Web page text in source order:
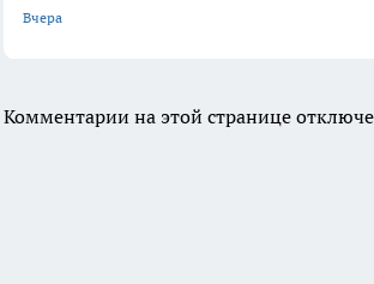
Вчера
Комментарии на этой странице